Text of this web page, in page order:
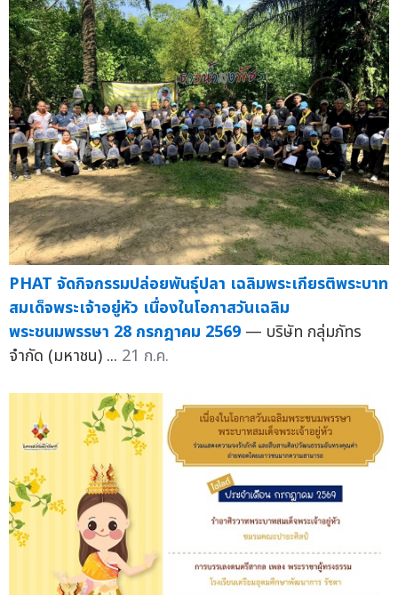
PHAT จัดกิจกรรมปล่อยพันธุ์ปลา เฉลิมพระเกียรติพระบาท
สมเด็จพระเจ้าอยู่หัว เนื่องในโอกาสวันเฉลิม
พระชนมพรรษา 28 กรกฎาคม 2569 — บริษัท กลุ่มภัทร
จำกัด (มหาชน) ... 21 ก.ค.